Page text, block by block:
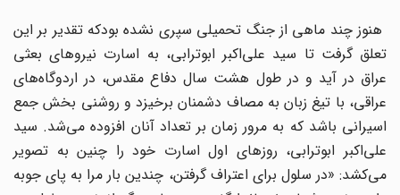
هنوز چند ماهی از جنگ تحمیلی سپری نشده بودکه تقدیر بر این
تعلق گرفت تا سید علی‌اکبر ابوترابی، به اسارت نیروهای بعثی
عراق در آید و در طول هشت سال دفاع مقدس، در اردوگاه‌های
عراقی،‌ با تیغ زبان به مصاف دشمنان برخیزد و روشنی بخش جمع
اسیرانی باشد که به مرور زمان بر تعداد آنان افزوده می‌شد. سید
علی‌اکبر ابوترابی، روزهای اول اسارت خود را چنین به تصویر
می‌کشد: «در سلول برای اعتراف گرفتن، چندین بار مرا به پای جوبه